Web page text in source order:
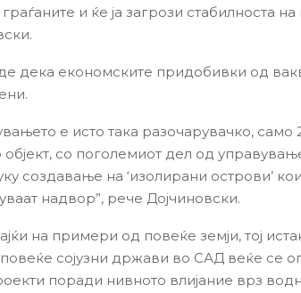
граѓаните и ќе ја загрози стабилноста
дека економските придобивки од
е исто така разочарувачко,
објект, со поголемиот дел од
создавање на ‘изолирани острови’
надвор”, рече Дојчиновски.
на примери од повеќе земји, тој
сојузни држави во САД веќе се
поради нивното влијание врз